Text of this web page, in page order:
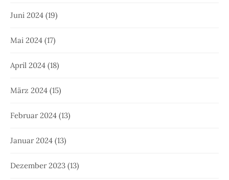
Juni 2024 (19)
Mai 2024 (17)
April 2024 (18)
März 2024 (15)
Februar 2024 (13)
Januar 2024 (13)
Dezember 2023 (13)